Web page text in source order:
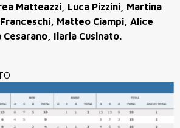
Matteazzi, Luca Pizzini, Martina
Matteo Ciampi, Alice
Ilaria Cusinato.